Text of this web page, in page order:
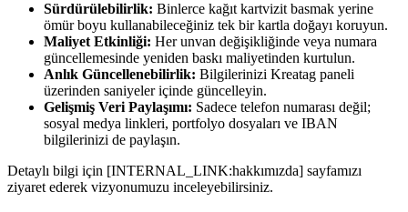
Sürdürülebilirlik: Binlerce kağıt kartvizit basmak yerine
ömür boyu kullanabileceğiniz tek bir kartla doğayı koruyun.
Maliyet Etkinliği: Her unvan değişikliğinde veya numara
güncellemesinde yeniden baskı maliyetinden kurtulun.
Anlık Güncellenebilirlik: Bilgilerinizi Kreatag paneli
üzerinden saniyeler içinde güncelleyin.
Gelişmiş Veri Paylaşımı: Sadece telefon numarası değil;
sosyal medya linkleri, portfolyo dosyaları ve IBAN
bilgilerinizi de paylaşın.
Detaylı bilgi için [INTERNAL_LINK:hakkımızda] sayfamızı
ziyaret ederek vizyonumuzu inceleyebilirsiniz.